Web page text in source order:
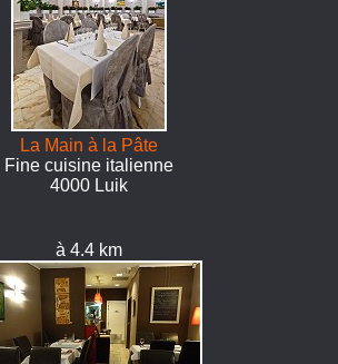
La Main à la Pâte
Fine cuisine italienne
4000 Luik
à 4.4 km